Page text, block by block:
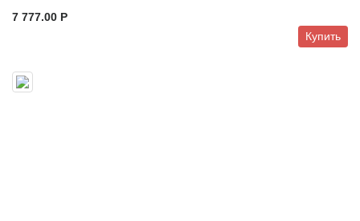
7 777.00 P
Купить